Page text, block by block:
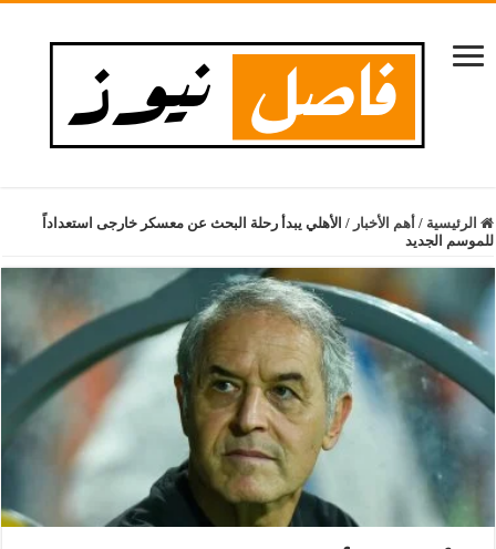
الرئيسية / أهم الأخبار / الأهلي يبدأ رحلة البحث عن معسكر خارجى استعداداً
للموسم الجديد